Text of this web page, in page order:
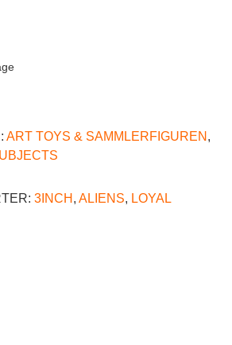
ART TOYS & SAMMLERFIGUREN ,
3INCH , ALIENS, LOYAL